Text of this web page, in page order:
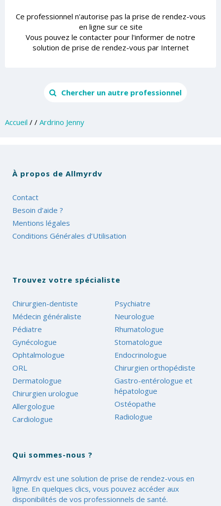
Ce professionnel n'autorise pas la prise de rendez-vous
en ligne sur ce site
Vous pouvez le contacter pour l'informer de notre
solution de prise de rendez-vous par Internet
Chercher un autre professionnel
Accueil / / Ardrino Jenny
À propos de Allmyrdv
Contact
Besoin d’aide ?
Mentions légales
Conditions Générales d’Utilisation
Trouvez votre spécialiste
Chirurgien-dentiste
Médecin généraliste
Pédiatre
Gynécologue
Ophtalmologue
ORL
Dermatologue
Chirurgien urologue
Allergologue
Cardiologue
Psychiatre
Neurologue
Rhumatologue
Stomatologue
Endocrinologue
Chirurgien orthopédiste
Gastro-entérologue et
hépatologue
Ostéopathe
Radiologue
Qui sommes-nous ?
Allmyrdv est une solution de prise de rendez-vous en
ligne. En quelques clics, vous pouvez accéder aux
disponibilités de vos professionnels de santé.